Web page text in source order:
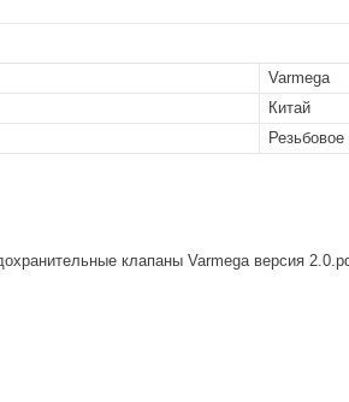
Varmega
Китай
Резьбовое
клапаны Varmega версия